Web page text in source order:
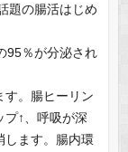
題の腸活はじめ
95％が分泌され
す。腸ヒーリン
プ↑、呼吸が深
します。腸内環